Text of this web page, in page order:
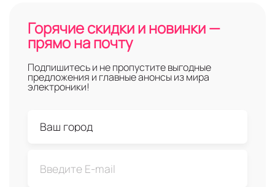
Горячие скидки и новинки —
прямо на почту
Подпишитесь и не пропустите выгодные
предложения и главные анонсы из мира
электроники!